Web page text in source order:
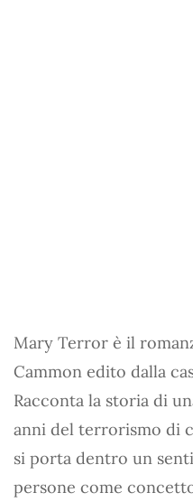
Mary Terror è il
Cammon edito dalla
Racconta la storia di
anni del terrorismo di
si porta dentro un
persone come